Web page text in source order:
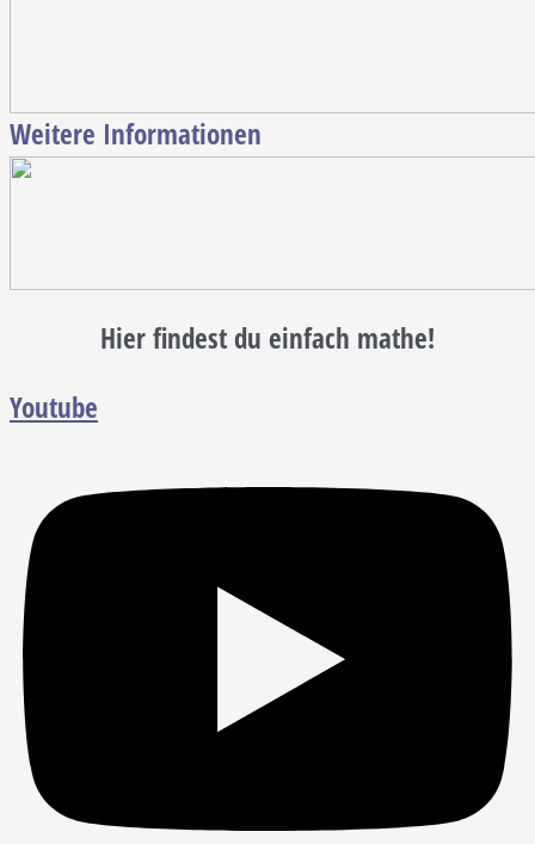
Weitere Informationen
Hier findest du einfach mathe!
Youtube